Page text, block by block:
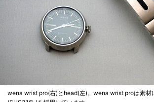
wena wrist pro(右)とhead(左)。wena wrist proは素材